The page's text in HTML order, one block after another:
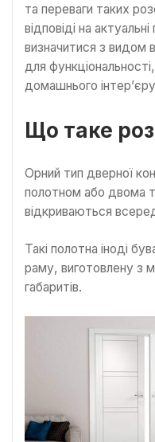
та переваги таких
відповіді на
визначитися з видом
для
домашнього
Що таке
Орний тип дверної
полотном або двома
відкриваються
Такі полотна іноді
раму, виготовлену з
габаритів.